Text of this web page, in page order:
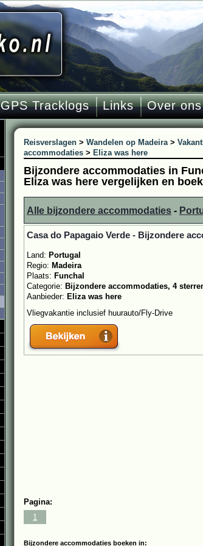
GPS Tracklogs Links Over ons
Reisverslagen > Wandelen op Madeira>
accommodaties > Eliza was here
Bijzondere accommodaties in
Eliza was here vergelijken en
Alle bijzondere accommodaties -
Casa do Papagaio Verde - Bijzondere
Land: Portugal
Regio: Madeira
Plaats: Funchal
Categorie: Bijzondere accommodaties, 4
Aanbieder: Eliza was here
Vliegvakantie inclusief huurauto/Fly-Drive
Pagina:
1
Bijzondere accommodaties boeken in: